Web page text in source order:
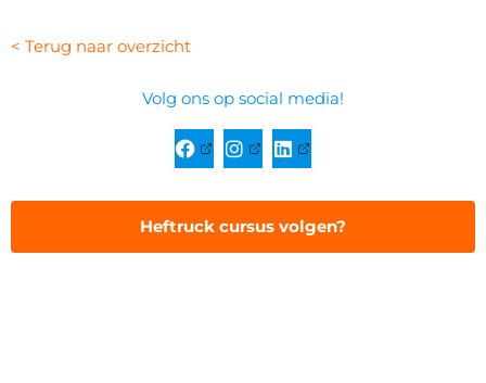
< Terug naar overzicht
Volg ons op social media!
Heftruck cursus volgen?